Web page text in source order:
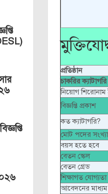
প্রতিষ্ঠান
চাকরির ক্যাটাগরি
নিয়োগ শিরোনাম
বিজ্ঞপ্তি প্রকাশ
কত ক্যাটাগরি?
মোট পদের সংখ্যা
বয়স হতে হবে
বেতন স্কেল
বেতন গ্রেড
শিক্ষাগত যোগ্যতা
আবেদনের মাধ্যম